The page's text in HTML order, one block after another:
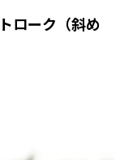
ローク（斜め